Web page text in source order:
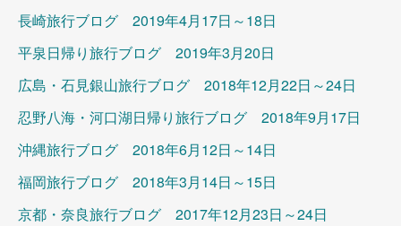
長崎旅行ブログ 2019年4月17日～18日
平泉日帰り旅行ブログ 2019年3月20日
広島・石見銀山旅行ブログ 2018年12月22日～24日
忍野八海・河口湖日帰り旅行ブログ 2018年9月17日
沖縄旅行ブログ 2018年6月12日～14日
福岡旅行ブログ 2018年3月14日～15日
京都・奈良旅行ブログ 2017年12月23日～24日